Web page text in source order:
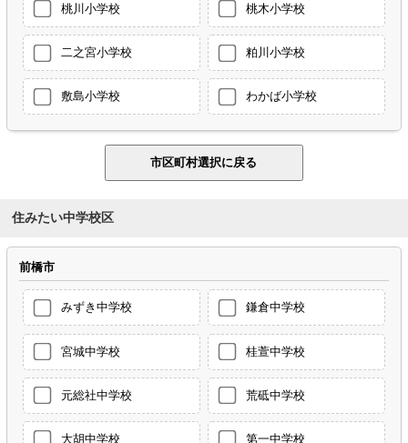
桃川小学校 桃木小学校
二之宮小学校 粕川小学校
敷島小学校 わかば小学校
住みたい中学校区
前橋市
みずき中学校 鎌倉中学校
宮城中学校 桂萱中学校
元総社中学校 荒砥中学校
大胡中学校 第一中学校